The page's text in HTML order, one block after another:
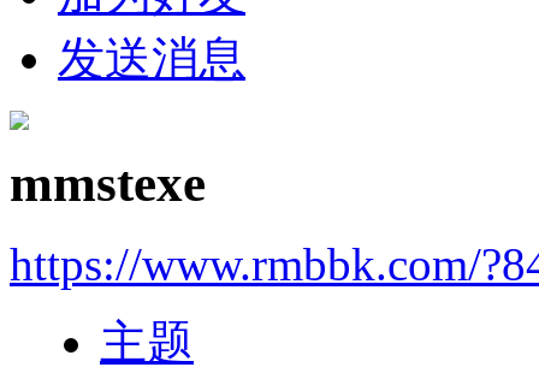
发送消息
mmstexe
https://www.rmbbk.com/
主题